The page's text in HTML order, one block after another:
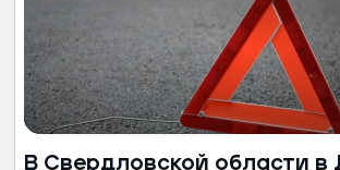
В Свердловской области в